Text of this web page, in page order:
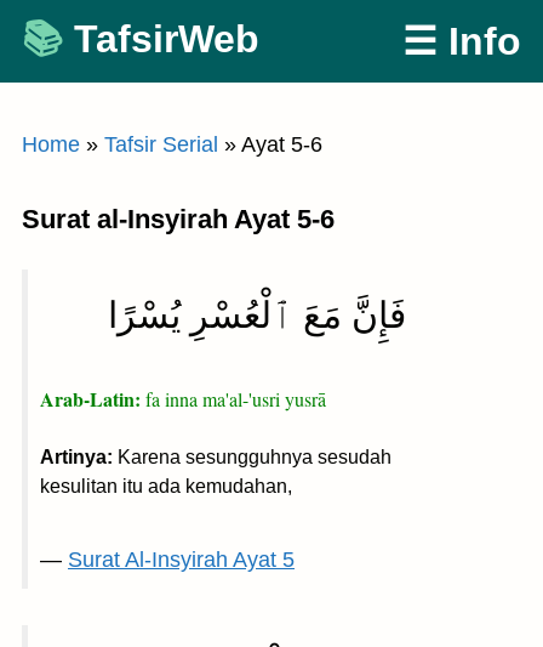
Skip
content
TafsirWeb ☰ Info
Home » Tafsir Serial » Ayat 5-6
Surat al-Insyirah Ayat 5-6
فَإِنَّ مَعَ ٱلْعُسْرِ يُسْرًا
Arab-Latin: fa inna ma'al-'usri yusrā
Artinya: Karena sesungguhnya sesudah
kesulitan itu ada kemudahan,
— Surat Al-Insyirah Ayat 5